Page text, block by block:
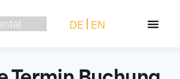
DE EN